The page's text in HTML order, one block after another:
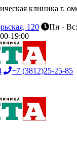
клиника г.
120
Пн - Вс:
19:00
+7 (3812)25-25-85